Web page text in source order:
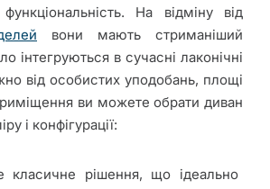
На відміну від
вони мають стриманіший
інтегруються в сучасні лаконічні
від особистих уподобань, площі
ви можете обрати диван
і конфігурації:
рішення, що ідеально